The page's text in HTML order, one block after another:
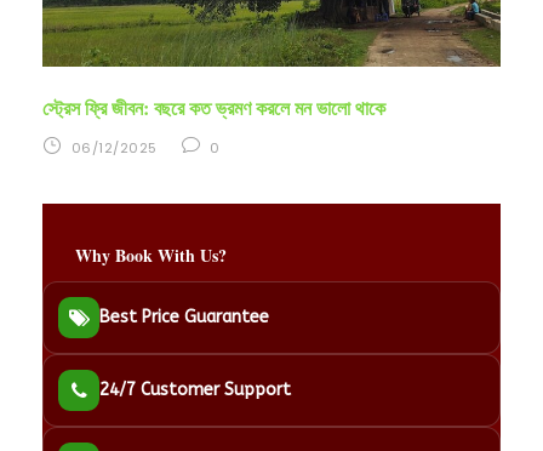
স্ট্রেস ফ্রি জীবন: বছরে কত ভ্রমণ করলে মন ভালো থাকে
06/12/2025 0
Why Book With Us?
Best Price Guarantee
24/7 Customer Support